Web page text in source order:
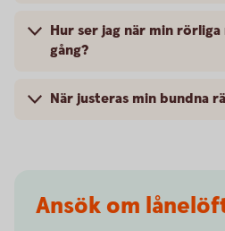
Hur ser jag när min
gång?
När justeras min bundna
Ansök om